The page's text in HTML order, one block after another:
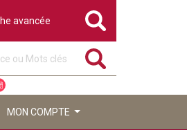
avancée
MON COMPTE